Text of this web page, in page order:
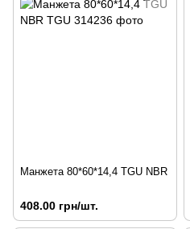
Манжета 80*60*14,4 TGU NBR
408.00 грн/шт.